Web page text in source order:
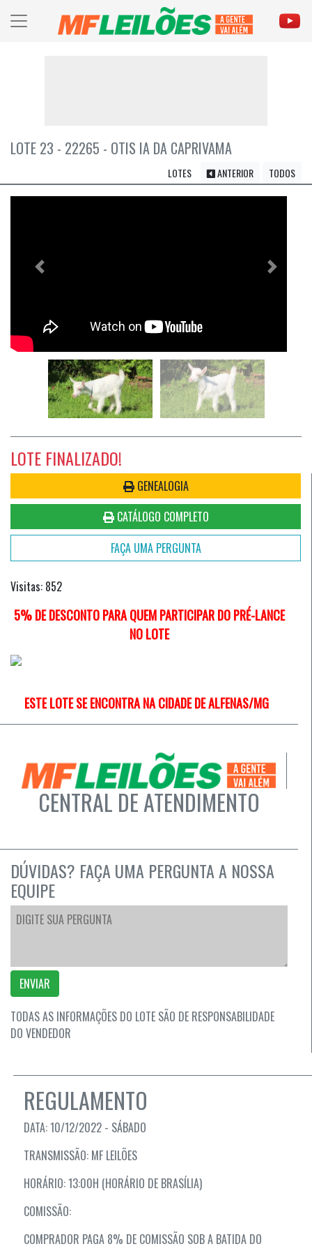
LOTE 23 - 22265 - OTIS IA DA CAPRIVAMA
LOTES ANTERIOR TODOS
Previous Próximo
LOTE FINALIZADO!
GENEALOGIA
CATÁLOGO COMPLETO
FAÇA UMA PERGUNTA
Visitas: 852
5% DE DESCONTO PARA QUEM PARTICIPAR DO PRÉ-LANCE
NO LOTE
ESTE LOTE SE ENCONTRA NA CIDADE DE ALFENAS/MG
CENTRAL DE ATENDIMENTO
DÚVIDAS? FAÇA UMA PERGUNTA A NOSSA
EQUIPE
ENVIAR
TODAS AS INFORMAÇÕES DO LOTE SÃO DE RESPONSABILIDADE
DO VENDEDOR
REGULAMENTO
DATA: 10/12/2022 - SÁBADO
TRANSMISSÃO: MF LEILÕES
HORÁRIO: 13:00H (HORÁRIO DE BRASÍLIA)
COMISSÃO:
COMPRADOR PAGA 8% DE COMISSÃO SOB A BATIDA DO